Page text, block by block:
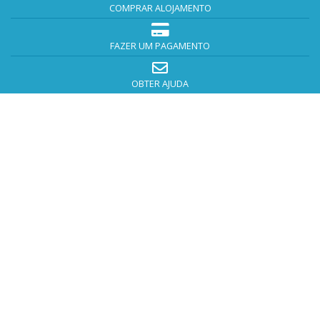
COMPRAR ALOJAMENTO
FAZER UM PAGAMENTO
OBTER AJUDA